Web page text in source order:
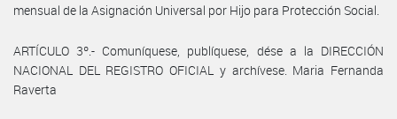
mensual de la Asignación Universal por Hijo para Protección Social.
ARTÍCULO 3º.- Comuníquese, publíquese, dése a la DIRECCIÓN
NACIONAL DEL REGISTRO OFICIAL y archívese. Maria Fernanda
Raverta